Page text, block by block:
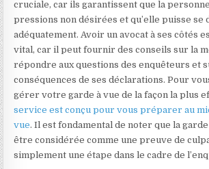
cruciale, car ils garantissent que la
pressions non désirées et qu’elle puisse se
adéquatement. Avoir un avocat à ses côtés
vital, car il peut fournir des conseils sur la
répondre aux questions des enquêteurs et
conséquences de ses déclarations. Pour
gérer votre garde à vue de la façon la plus
service est conçu pour vous préparer au
vue. Il est fondamental de noter que la
être considérée comme une preuve de
simplement une étape dans le cadre de